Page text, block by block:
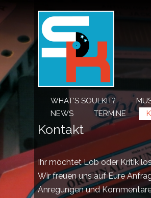
WHAT’S SOULKIT?
NEWS
TERMINE
Kontakt
Ihr möchtet Lob oder Kritik
Wir freuen uns auf Eure
Anregungen und